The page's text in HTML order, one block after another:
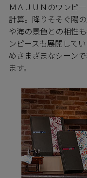
ＭＡＪＵＮのワンピ
計算。降りそそぐ陽
や海の景色との相性
ンピースも展開して
めさまざまなシーン
ます。